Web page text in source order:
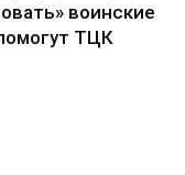
воинские
ТЦК